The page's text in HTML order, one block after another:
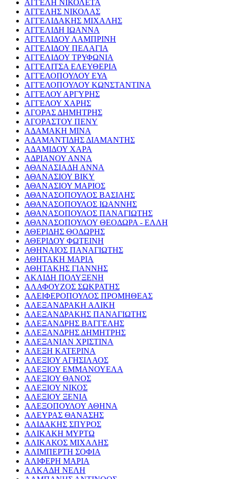
ΑΓΓΕΛΗ ΝΙΚΟΛΕΤΑ
ΑΓΓΕΛΗΣ ΝΙΚΟΛΑΣ
ΑΓΓΕΛΙΔΑΚΗΣ ΜΙΧΑΛΗΣ
ΑΓΓΕΛΙΔΗ ΙΩΑΝΝΑ
ΑΓΓΕΛΙΔΟΥ ΛΑΜΠΡΙΝΗ
ΑΓΓΕΛΙΔΟΥ ΠΕΛΑΓΙΑ
ΑΓΓΕΛΙΔΟΥ ΤΡΥΦΩΝΙΑ
ΑΓΓΕΛΙΤΣΑ ΕΛΕΥΘΕΡΙΑ
ΑΓΓΕΛΟΠΟΥΛΟΥ ΕΥΑ
ΑΓΓΕΛΟΠΟΥΛΟΥ ΚΩΝΣΤΑΝΤΙΝΑ
ΑΓΓΕΛΟΥ ΑΡΓΥΡΗΣ
ΑΓΓΕΛΟΥ ΧΑΡΗΣ
ΑΓΟΡΑΣ ΔΗΜΗΤΡΗΣ
ΑΓΟΡΑΣΤΟΥ ΠΕΝΥ
ΑΔΑΜΑΚΗ ΜΙΝΑ
ΑΔΑΜΑΝΤΙΔΗΣ ΔΙΑΜΑΝΤΗΣ
ΑΔΑΜΙΔΟΥ ΧΑΡΑ
ΑΔΡΙΑΝΟΥ ΑΝΝΑ
ΑΘΑΝΑΣΙΑΔΗ ΑΝΝΑ
ΑΘΑΝΑΣΙΟΥ ΒΙΚΥ
ΑΘΑΝΑΣΙΟΥ ΜΑΡΙΟΣ
ΑΘΑΝΑΣΟΠΟΥΛΟΣ ΒΑΣΙΛΗΣ
ΑΘΑΝΑΣΟΠΟΥΛΟΣ ΙΩΑΝΝΗΣ
ΑΘΑΝΑΣΟΠΟΥΛΟΣ ΠΑΝΑΓΙΩΤΗΣ
ΑΘΑΝΑΣΟΠΟΥΛΟΥ ΘΕΟΔΩΡΑ - ΕΛΛΗ
ΑΘΕΡΙΔΗΣ ΘΟΔΩΡΗΣ
ΑΘΕΡΙΔΟΥ ΦΩΤΕΙΝΗ
ΑΘΗΝΑΙΟΣ ΠΑΝΑΓΙΩΤΗΣ
ΑΘΗΤΑΚΗ ΜΑΡΙΑ
ΑΘΗΤΑΚΗΣ ΓΙΑΝΝΗΣ
ΑΚΛΙΔΗ ΠΟΛΥΞΕΝΗ
ΑΛΑΦΟΥΖΟΣ ΣΩΚΡΑΤΗΣ
ΑΛΕΙΦΕΡΟΠΟΥΛΟΣ ΠΡΟΜΗΘΕΑΣ
ΑΛΕΞΑΝΔΡΑΚΗ ΑΛΙΚΗ
ΑΛΕΞΑΝΔΡΑΚΗΣ ΠΑΝΑΓΙΩΤΗΣ
ΑΛΕΞΑΝΔΡΗΣ ΒΑΓΓΕΛΗΣ
ΑΛΕΞΑΝΔΡΗΣ ΔΗΜΗΤΡΗΣ
ΑΛΕΞΑΝΙΑΝ ΧΡΙΣΤΙΝΑ
ΑΛΕΞΗ ΚΑΤΕΡΙΝΑ
ΑΛΕΞΙΟΥ ΑΓΗΣΙΛΑΟΣ
ΑΛΕΞΙΟΥ ΕΜΜΑΝΟΥΕΛΑ
ΑΛΕΞΙΟΥ ΘΑΝΟΣ
ΑΛΕΞΙΟΥ ΝΙΚΟΣ
ΑΛΕΞΙΟΥ ΞΕΝΙΑ
ΑΛΕΞΟΠΟΥΛΟΥ ΑΘΗΝΑ
ΑΛΕΥΡΑΣ ΘΑΝΑΣΗΣ
ΑΛΙΔΑΚΗΣ ΣΠΥΡΟΣ
ΑΛΙΚΑΚΗ ΜΥΡΤΩ
ΑΛΙΚΑΚΟΣ ΜΙΧΑΛΗΣ
ΑΛΙΜΠΕΡΤΗ ΣΟΦΙΑ
ΑΛΙΦΕΡΗ ΜΑΡΙΑ
ΑΛΚΑΔΗ ΝΕΛΗ